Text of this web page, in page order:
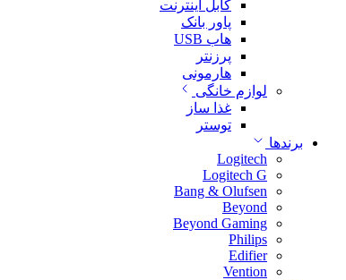
کابل اینترنت
پاور بانک
هاب USB
پرزنتر
هارمونی
لوازم خانگی
غذا ساز
توستر
برندها
Logitech
Logitech G
Bang & Olufsen
Beyond
Beyond Gaming
Philips
Edifier
Vention